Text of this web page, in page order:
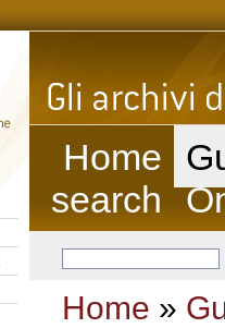
Home
search
Home »